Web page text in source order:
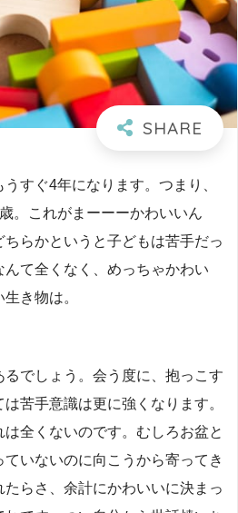
すぐ4年になります。つまり、
。これがまーーーかわいいん
らかというと子どもは苦手だっ
て全くなく、めっちゃかわい
き物は。
でしょう。会う度に、抱っこす
苦手意識は更に強くなります。
全くないのです。むしろお盆と
いないのに向こうから寄ってき
らさ、余計にかわいいに決まっ